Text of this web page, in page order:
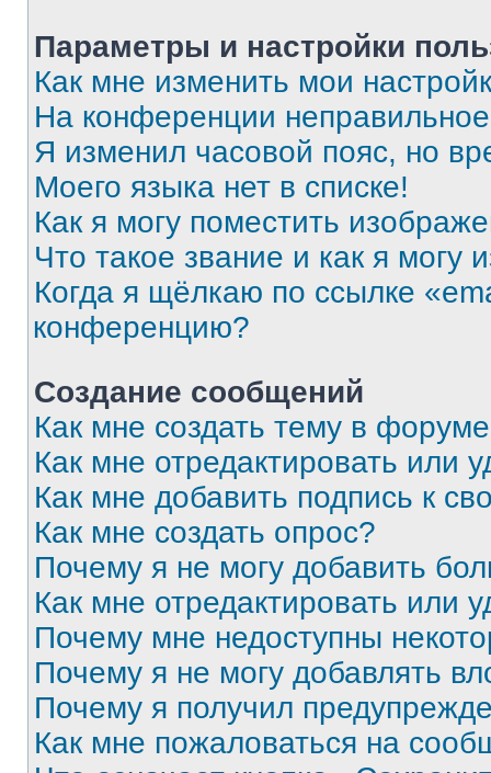
Параметры и настройки
Как мне изменить мои
На конференции
Я изменил часовой пояс, но
Моего языка нет в списке!
Как я могу поместить
Что такое звание и как я могу
Когда я щёлкаю по ссылке
конференцию?
Создание сообщений
Как мне создать тему в
Как мне отредактировать или
Как мне добавить подпись к
Как мне создать опрос?
Почему я не могу добавить
Как мне отредактировать или
Почему мне недоступны
Почему я не могу добавлять
Почему я получил
Как мне пожаловаться на